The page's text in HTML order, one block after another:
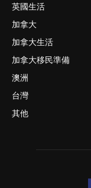
英國生活
加拿大
加拿大生活
加拿大移民準備
澳洲
台灣
其他